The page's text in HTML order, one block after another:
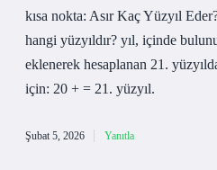
kısa nokta: Asır Kaç Yüzyıl
hangi yüzyıldır? yıl, içinde
eklenerek hesaplanan 21.
için: 20 + = 21. yüzyıl.
Şubat 5, 2026 Yanıtla